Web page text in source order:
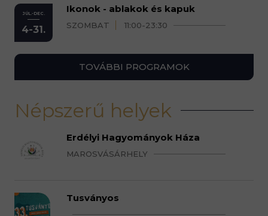
JÚL.-DEC.
4-31.
Ikonok - ablakok és kapuk
SZOMBAT 11:00-23:30
TOVÁBBI PROGRAMOK
Népszerű helyek
Erdélyi Hagyományok Háza
MAROSVÁSÁRHELY
Tusványos